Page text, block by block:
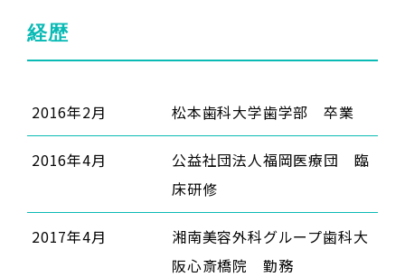
経歴
2016年2月 松本歯科大学歯学部 卒業
2016年4月
公益社団法人福岡医療団 臨
床研修
2017年4月
湘南美容外科グループ歯科大
阪心斎橋院 勤務